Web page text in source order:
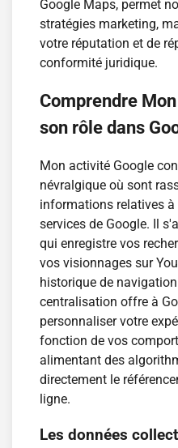
Google Maps, permet
stratégies marketing,
votre réputation et de
conformité juridique.
Comprendre
son rôle dans
Mon activité Google
névralgique où sont
informations relatives
services de Google. Il
qui enregistre vos
vos visionnages sur
historique de
centralisation offre à
personnaliser votre
fonction de vos
alimentant des
directement le
ligne.
Les données